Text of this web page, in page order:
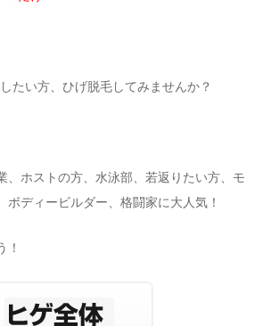
たい方、ひげ脱毛してみませんか？
、ホストの方、水泳部、若返りたい方、モ
ボディービルダー、格闘家に大人気！
！